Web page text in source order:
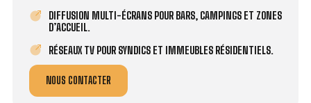
DIFFUSION MULTI-ÉCRANS POUR BARS, CAMPINGS ET ZONES
D’ACCUEIL.
RÉSEAUX TV POUR SYNDICS ET IMMEUBLES RÉSIDENTIELS.
NOUS CONTACTER